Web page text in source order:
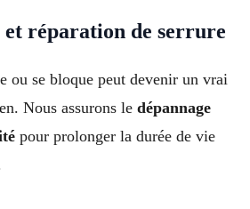
et réparation de serrure
ou se bloque peut devenir un vrai
Nous assurons le dépannage
pour prolonger la durée de vie